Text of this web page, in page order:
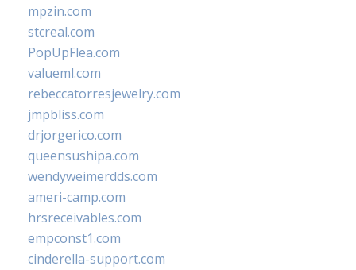
mpzin.com
stcreal.com
PopUpFlea.com
valueml.com
rebeccatorresjewelry.com
jmpbliss.com
drjorgerico.com
queensushipa.com
wendyweimerdds.com
ameri-camp.com
hrsreceivables.com
empconst1.com
cinderella-support.com